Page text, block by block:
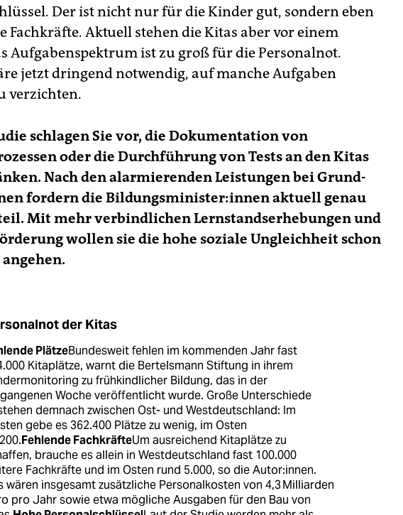
Der ist nicht nur für die Kinder gut, sondern eben
Fachkräfte. Aktuell stehen die Kitas aber vor einem
Aufgabenspektrum ist zu groß für die Personalnot.
jetzt dringend notwendig, auf manche Aufgaben
verzichten.
schlagen Sie vor, die Dokumentation von
oder die Durchführung von Tests an den Kitas
Nach den alarmierenden Leistungen bei Grund­
fordern die Bil­dungs­mi­nis­te­r:in­nen aktuell genau
Mit mehr verbindlichen Lernstandserhebungen und
wollen sie die hohe soziale Ungleichheit schon
der Kitas
PlätzeBundesweit fehlen im kommenden Jahr fast
Kita­plätze, warnt die Bertelsmann Stiftung in ihrem
zu frühkindlicher Bildung, das in der
Woche veröffentlicht wurde. Große Unterschiede
demnach zwischen Ost- und Westdeutschland: Im
gebe es 362.400 Plätze zu wenig, im Osten
Fehlende FachkräfteUm ausreichend Kitaplätze zu
brauche es allein in Westdeutschland fast 100.000
Fachkräfte und im Osten rund 5.000, so die Autor:innen.
wären insgesamt zusätz­liche Personalkosten von 4,3 Milliarden
pro Jahr sowie etwa mögliche Ausgaben für den Bau von